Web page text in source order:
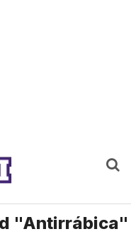
"Antirrábica"